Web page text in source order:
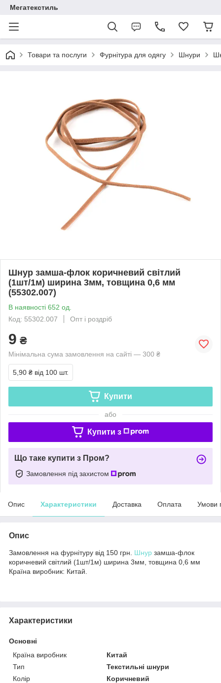
Мегатекстиль
Товари та послуги Фурнітура для одягу Шнури
Шнур замша-флок коричневий світлий
(1шт/1м) ширина 3мм, товщина 0,6 мм
(55302.007)
В наявності 652 од.
Код: 55302.007
Опт і роздріб
9 ₴
Мінімальна сума замовлення на сайті — 300 ₴
5,90 ₴ від 100 шт.
Купити
або
Купити з
Що таке купити з Пром?
Замовлення під захистом
Опис Характеристики Доставка Оплата Умови
Опис
Замовлення на фурнітуру від 150 грн. Шнур замша-флок
коричневий світлий (1шт/1м) ширина 3мм, товщина 0,6 мм
Країна виробник: Китай.
Характеристики
Основні
Країна виробник
Китай
Тип
Текстильні шнури
Колір
Коричневий